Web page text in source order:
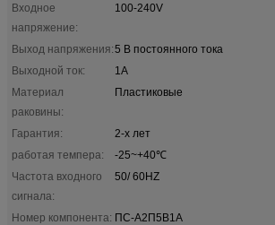
Входное
напряжение:
100-240V
Выход напряжения:5 В постоянного тока
Выходной ток:
1A
Материал
раковины:
Пластиковые
Гарантия:
2-х лет
работая темпера:
-25~+40℃
Частота входного
сигнала:
50/ 60HZ
Номер компонента: ПС-А2П5В1А